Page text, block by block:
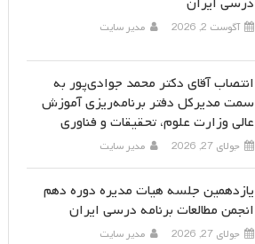
آگوست 2, 2026 مدیر سایت
انتصاب آقای دکتر محمد جوادی‌پور به
سمت مدیرکل دفتر برنامه‌ریزی آموزش
عالی وزارت علوم، تحقیقات و فناوری
جولای 27, 2026 مدیر سایت
یازدهمین جلسه هیات مدیره دوره دهم
انجمن مطالعات برنامه درسی ایران
جولای 27, 2026 مدیر سایت